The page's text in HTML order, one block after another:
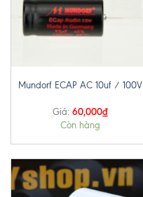
Mundorf ECAP AC 10uf / 100V
Giá: 60,000₫
Còn hàng